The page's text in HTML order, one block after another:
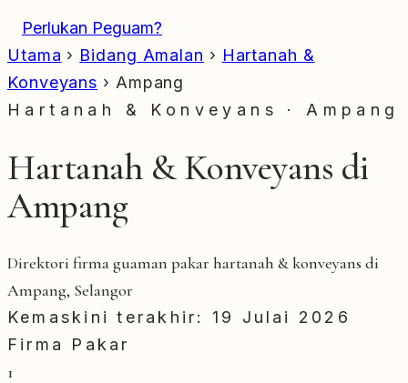
Perlukan Peguam?
Utama › Bidang Amalan › Hartanah &
Konveyans › Ampang
Hartanah & Konveyans · Ampang
Hartanah & Konveyans di
Ampang
Direktori firma guaman pakar hartanah & konveyans di
Ampang, Selangor
Kemaskini terakhir: 19 Julai 2026
Firma Pakar
1